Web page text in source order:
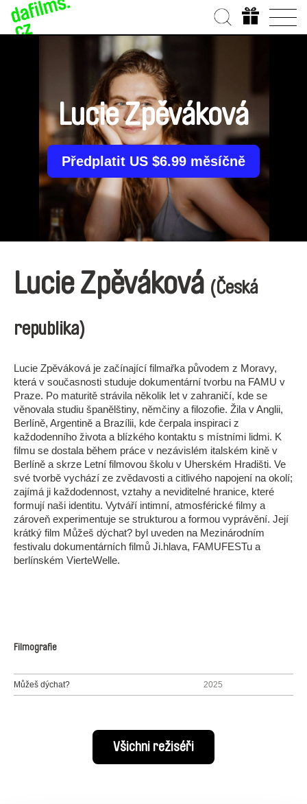
Lucie Zpěváková
Předplatit US $6.99 měsíčně
Lucie Zpěváková (Česká
republika)
Lucie Zpěváková je začínající filmařka původem z Moravy,
která v současnosti studuje dokumentární tvorbu na FAMU v
Praze. Po maturitě strávila několik let v zahraničí, kde se
věnovala studiu španělštiny, němčiny a filozofie. Žila v Anglii,
Berlíně, Argentině a Brazílii, kde čerpala inspiraci z
každodenního života a blízkého kontaktu s místními lidmi. K
filmu se dostala během práce v nezávislém italském kině v
Berlíně a skrze Letní filmovou školu v Uherském Hradišti. Ve
své tvorbě vychází ze zvědavosti a citlivého napojení na okolí;
zajímá ji každodennost, vztahy a neviditelné hranice, které
formují naši identitu. Vytváří intimní, atmosférické filmy a
zároveň experimentuje se strukturou a formou vyprávění. Její
krátký film Můžeš dýchat? byl uveden na Mezinárodním
festivalu dokumentárních filmů Ji.hlava, FAMUFESTu a
berlínském VierteWelle.
Filmografie
Můžeš dýchat? 2025
Všichni režiséři